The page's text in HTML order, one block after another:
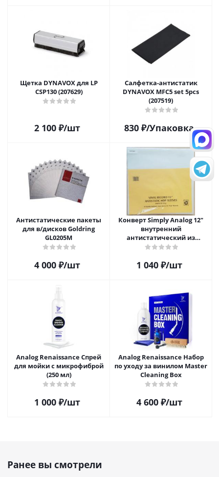
Щетка DYNAVOX для LP
CSP130 (207629)
2 100₽/шт
Салфетка-aнтистатик
DYNAVOX MFC5 set 5pcs
(207519)
830 ₽/Упаковка
Антистатические пакеты
для в/дисков Goldring
GL0205M
4 000₽/шт
Конверт Simply Analog 12"
внутренний
антистатический из
полиэтилена для пластинок
1 040₽/шт
Analog Renaissance Спрей
для мойки с микрофиброй
(250 мл)
1 000₽/шт
Analog Renaissance Набор
по уходу за винилом Master
Cleaning Box
4 600₽/шт
Ранее вы смотрели